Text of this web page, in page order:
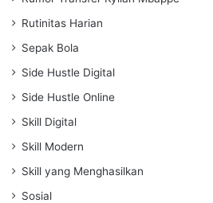
Rutinitas Harian
Sepak Bola
Side Hustle Digital
Side Hustle Online
Skill Digital
Skill Modern
Skill yang Menghasilkan
Sosial